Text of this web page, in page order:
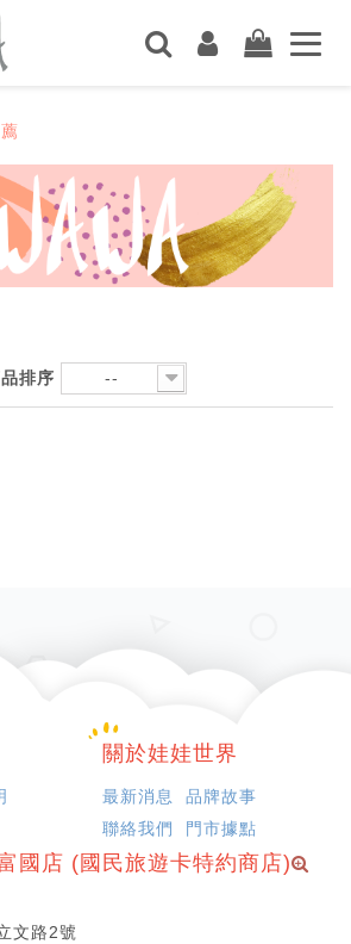
排序 --
關於娃娃世界
最新消息
品牌故事
聯絡我們
門市據點
國店 (國民旅遊卡特約商店)
文路2號